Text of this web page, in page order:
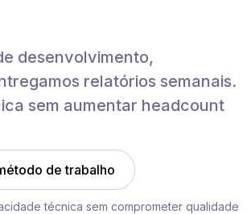
desenvolvimento,
relatórios semanais.
sem aumentar headcount
de trabalho
técnica sem comprometer qualidade